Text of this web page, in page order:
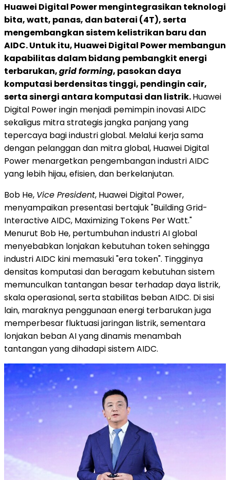
Huawei Digital Power mengintegrasikan teknologi
bita, watt, panas, dan baterai (4T), serta
mengembangkan sistem kelistrikan baru dan
AIDC. Untuk itu, Huawei Digital Power membangun
kapabilitas dalam bidang pembangkit energi
terbarukan,grid forming, pasokan daya
komputasi berdensitas tinggi, pendingin cair,
serta sinergi antara komputasi dan listrik.Huawei
Digital Power ingin menjadi pemimpin inovasi AIDC
sekaligus mitra strategis jangka panjang yang
tepercaya bagi industri global. Melalui kerja sama
dengan pelanggan dan mitra global, Huawei Digital
Power menargetkan pengembangan industri AIDC
yang lebih hijau, efisien, dan berkelanjutan.
Bob He, Vice President, Huawei Digital Power,
menyampaikan presentasi bertajuk "Building Grid-
Interactive AIDC, Maximizing Tokens Per Watt."
Menurut Bob He, pertumbuhan industri AI global
menyebabkan lonjakan kebutuhan token sehingga
industri AIDC kini memasuki "era token". Tingginya
densitas komputasi dan beragam kebutuhan sistem
memunculkan tantangan besar terhadap daya listrik,
skala operasional, serta stabilitas beban AIDC. Di sisi
lain, maraknya penggunaan energi terbarukan juga
memperbesar fluktuasi jaringan listrik, sementara
lonjakan beban AI yang dinamis menambah
tantangan yang dihadapi sistem AIDC.